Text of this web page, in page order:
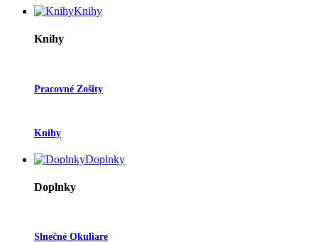
Knihy
Knihy
Pracovné Zošity
Knihy
Doplnky
Doplnky
Slnečné Okuliare